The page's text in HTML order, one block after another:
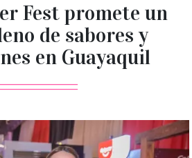
Fest promete un
de sabores y
en Guayaquil